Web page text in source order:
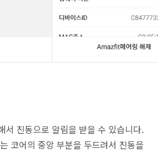
서 진동으로 알림을 받을 수 있습니다.
코어의 중앙 부분을 두드려서 진동을